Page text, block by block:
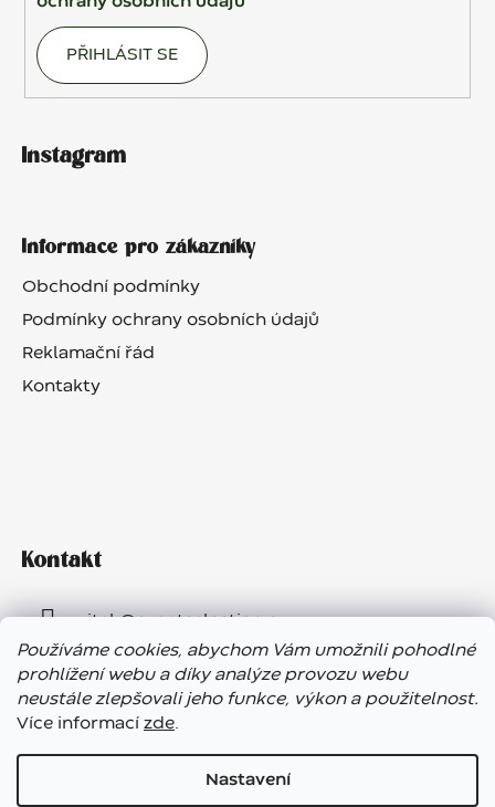
Používáme cookies, abychom Vám umožnili pohodlné
prohlížení webu a díky analýze provozu webu
neustále zlepšovali jeho funkce, výkon a použitelnost.
Více informací zde.
Nastavení
PŘIHLÁSIT SE
Instagram
Informace pro zákazníky
Obchodní podmínky
Podmínky ochrany osobních údajů
Reklamační řád
Kontakty
Kontakt
vitek@eventselection.cz
+420 602 410 657